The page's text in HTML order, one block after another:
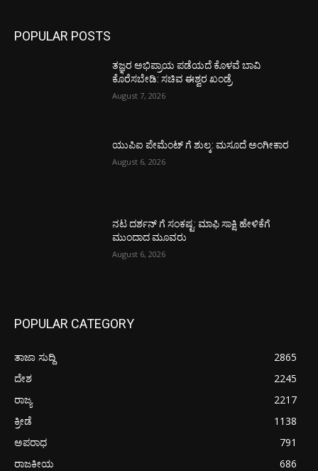
POPULAR POSTS
ತಜ್ಞರ ಅಭಿಪ್ರಾಯ ಪಡೆಯದೆ ಕೊಳವೆ ಬಾವಿ
ಕೊರೆಸಬೇಡಿ: ಸಚಿವ ಈಶ್ವರ ಖಂಡ್ರೆ
August 7, 2026
ಯುಪಿಐ ಪೇಮೆಂಟ್ ಗೆ ಶುಲ್ಕ: ಮಸೂದೆ ಅಂಗೀಕಾರ
August 6, 2026
ನಟ ದರ್ಶನ್ ಗೆ ಸಂಕಷ್ಟ: ಮಾಫಿ ಸಾಕ್ಷಿ ಹೇಳಿಕೆಗೆ
ಮುಂದಾದ ಮೂವರು
August 6, 2026
POPULAR CATEGORY
ತಾಜಾ ಸುದ್ದಿ
2865
ದೇಶ
2245
ರಾಜ್ಯ
2217
ಕ್ರೀಡೆ
1138
ಅಪರಾಧ
791
ರಾಜಕೀಯ
686